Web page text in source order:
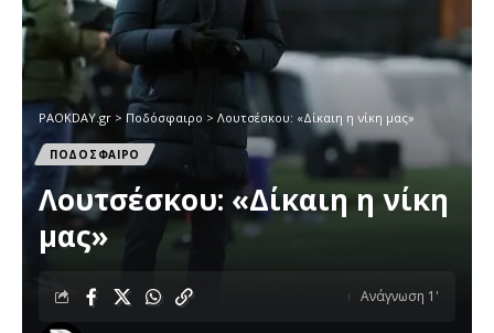
PAOKDAY.gr > Ποδόσφαιρο > Λουτσέσκου: «Δίκαιη η νίκη μας»
ΠΟΔΟΣΦΑΙΡΟ
Λουτσέσκου: «Δίκαιη η νίκη
μας»
Ανάγνωση 1'